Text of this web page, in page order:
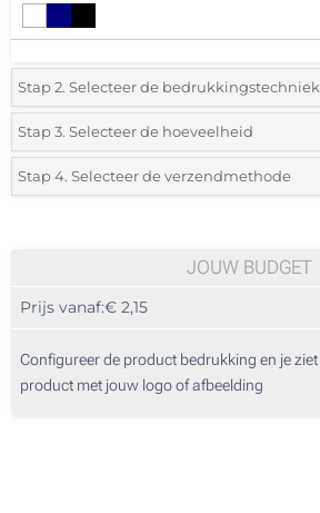
Stap 2. Selecteer de bedrukkingstechniek
*Selecteer de bedrukking en kleuren van het
1 Kleur (Bedrukking rondom)
Stap 3. Selecteer de hoeveelheid
*Selecteer uit de lijst of voeg het gewenste
80
400
Stap 4. Selecteer de verzendmethode
JOUW BUDGET
Prijs vanaf:€ 2,15
Configureer de product bedrukking en je
product met jouw logo of afbeelding